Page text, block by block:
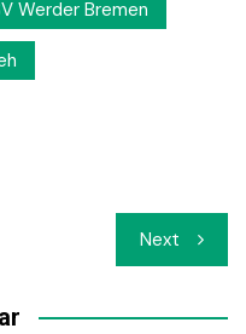
Werder Bremen
Next